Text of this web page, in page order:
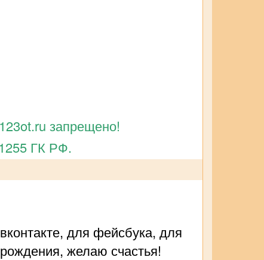
запрещено!
ГК РФ.
для фейсбука, для
желаю счастья!